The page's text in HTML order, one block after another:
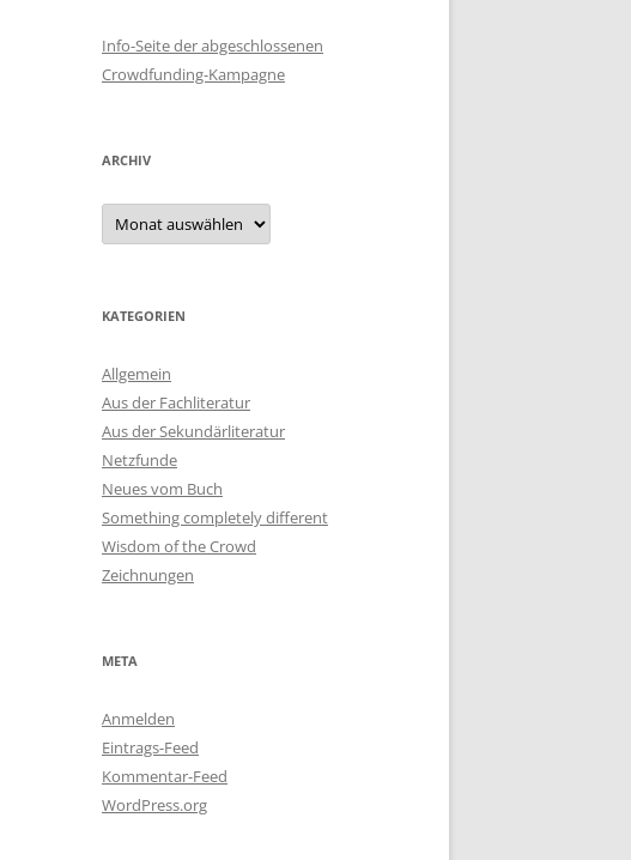
Info-Seite der abgeschlossenen
Crowdfunding-Kampagne
ARCHIV
Archiv
KATEGORIEN
Allgemein
Aus der Fachliteratur
Aus der Sekundärliteratur
Netzfunde
Neues vom Buch
Something completely different
Wisdom of the Crowd
Zeichnungen
META
Anmelden
Eintrags-Feed
Kommentar-Feed
WordPress.org